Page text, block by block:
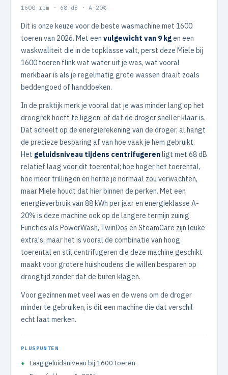
1600 rpm · 68 dB · A-20%
Dit is onze keuze voor de beste wasmachine met 1600
toeren van 2026. Met een vulgewicht van 9 kgen een
waskwaliteit die in de topklasse valt, perst deze Miele bij
1600 toeren flink wat water uit je was, wat vooral
merkbaar is als je regelmatig grote wassen draait zoals
beddengoed of handdoeken.
In de praktijk merk je vooral dat je was minder lang op het
droogrek hoeft te liggen, of dat de droger sneller klaar is.
Dat scheelt op de energierekening van de droger, al hangt
de precieze besparing af van hoe vaak je hem gebruikt.
Het geluidsniveau tijdens centrifugerenligt met 68 dB
relatief laag voor dit toerental; hoe hoger het toerental,
hoe meer trillingen en herrie je normaal zou verwachten,
maar Miele houdt dat hier binnen de perken. Met een
energieverbruik van 88 kWh per jaar en energieklasse A-
20% is deze machine ook op de langere termijn zuinig.
Functies als PowerWash, TwinDos en SteamCare zijn leuke
extra's, maar het is vooral de combinatie van hoog
toerental en stil centrifugeren die deze machine geschikt
maakt voor grotere huishoudens die willen besparen op
droogtijd zonder dat de buren klagen.
Voor gezinnen met veel was en de wens om de droger
minder te gebruiken, is dit een machine die dat verschil
echt laat merken.
PLUSPUNTEN
Laag geluidsniveau bij 1600 toeren